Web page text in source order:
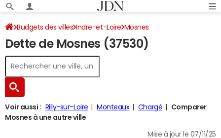
Budgets des villes Indre-et-Loire Mosnes
Dette au 31/12/2024
Dette de Mosnes (37530)
Voir aussi : Rilly-sur-Loire Monteaux Chargé
Comparer
Mosnes à une autre ville
Mise à jour le 07/11/25